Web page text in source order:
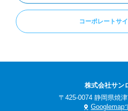
コーポレートサ
株式会社サン
〒425-0074 静岡県焼
Googlemap